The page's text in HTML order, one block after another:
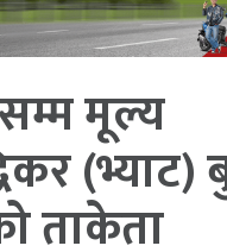
मूल्य
(भ्याट)
ताकेता